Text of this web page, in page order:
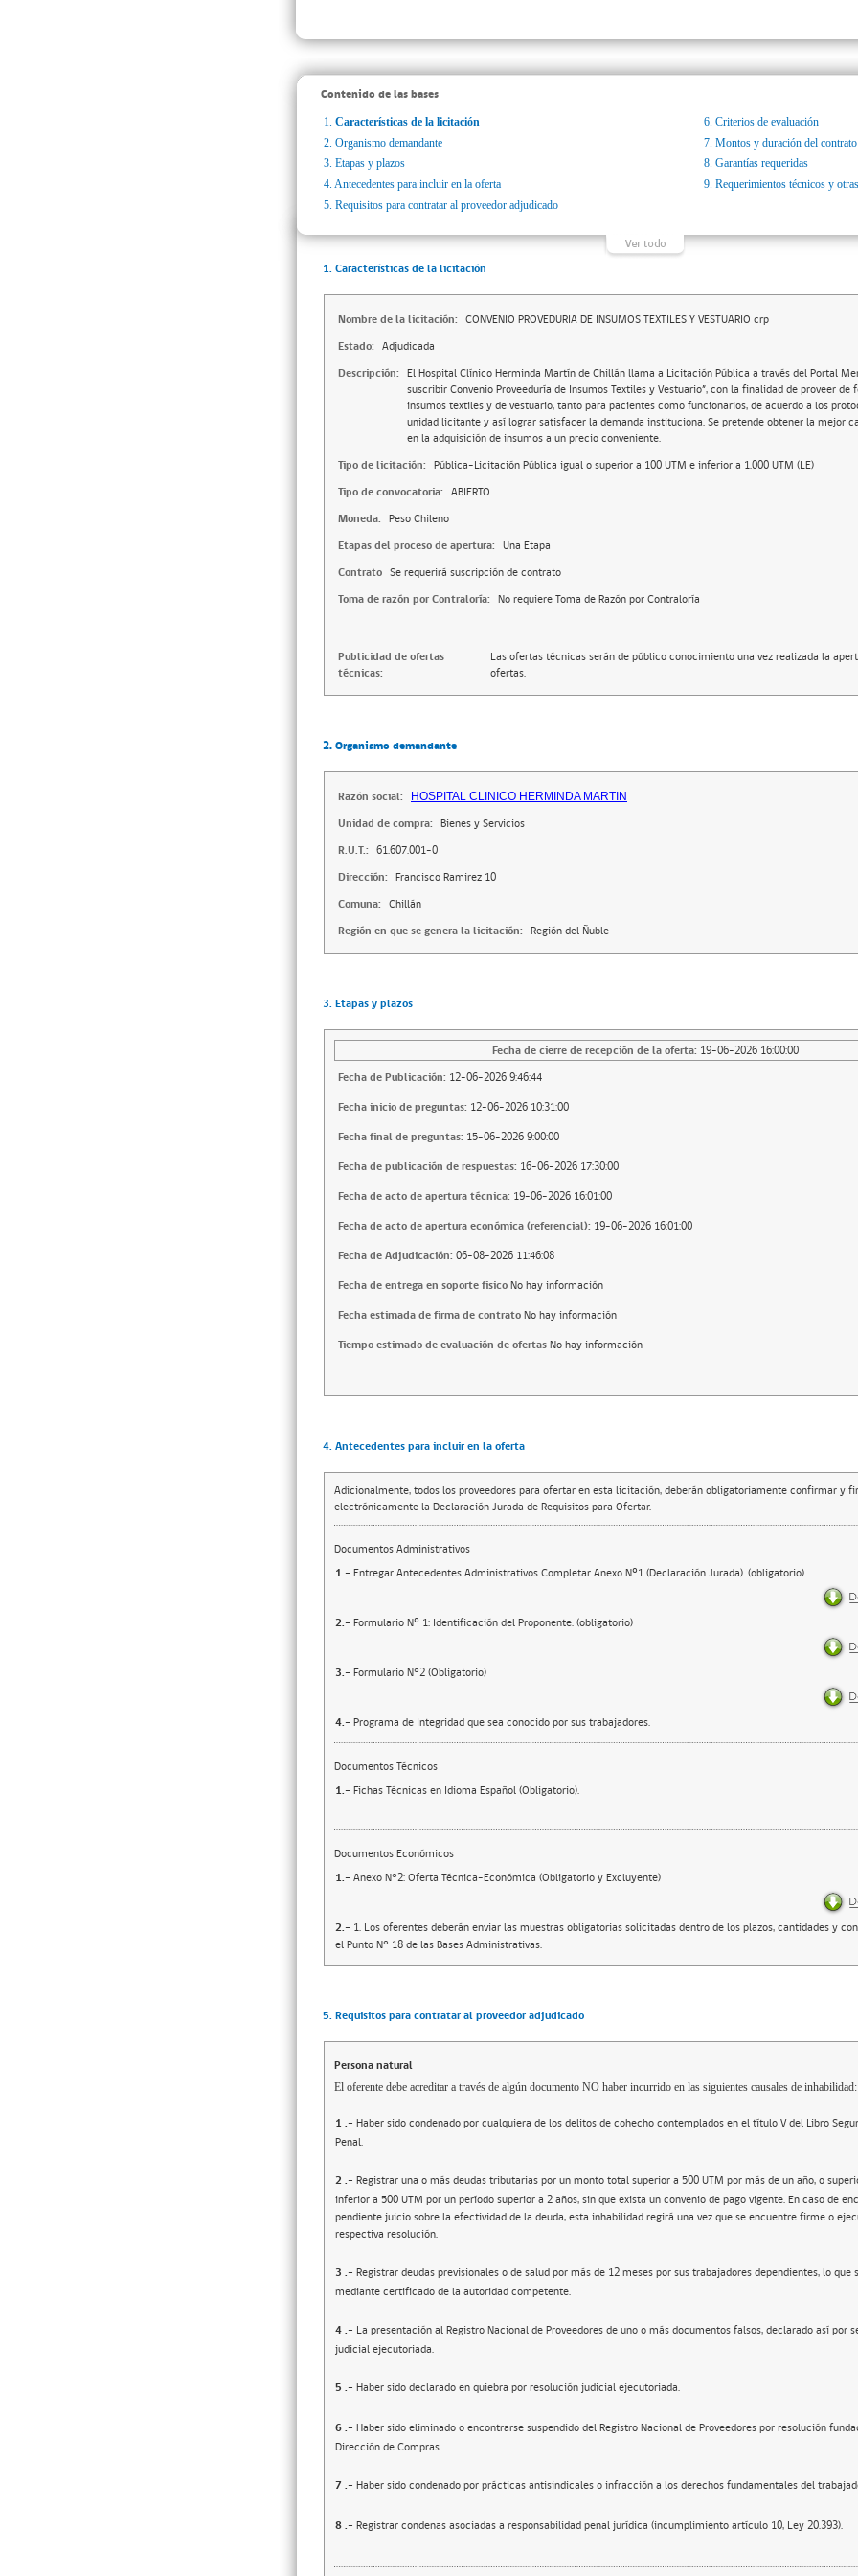
Contenido de las bases
1. Características de la licitación
2. Organismo demandante
3. Etapas y plazos
4. Antecedentes para incluir en la oferta
5. Requisitos para contratar al proveedor adjudicado
6. Criterios de evaluación
7. Montos y duración del contrato
8. Garantías requeridas
9. Requerimientos técnicos y
1. Características de la licitación
Nombre de la licitación: CONVENIO PROVEDURIA DE INSUMOS TEXTILES Y VESTUARIO crp
Estado: Adjudicada
Descripción: El Hospital Clínico Herminda Martín de Chillán llama a Licitación Pública a través del Portal
suscribir Convenio Proveeduría de Insumos Textiles y Vestuario”, con la finalidad de proveer de
insumos textiles y de vestuario, tanto para pacientes como funcionarios, de acuerdo a los
unidad licitante y así lograr satisfacer la demanda instituciona. Se pretende obtener la mejor
en la adquisición de insumos a un precio conveniente.
Tipo de licitación: Pública-Licitación Pública igual o superior a 100 UTM e inferior a 1.000 UTM (LE)
Tipo de convocatoria: ABIERTO
Moneda: Peso Chileno
Etapas del proceso de apertura: Una Etapa
Contrato Se requerirá suscripción de contrato
Toma de razón por Contraloría: No requiere Toma de Razón por Contraloría
Publicidad de ofertas
técnicas:
Las ofertas técnicas serán de público conocimiento una vez realizada la
ofertas.
2. Organismo demandante
Razón social: HOSPITAL CLINICO HERMINDA MARTIN
Unidad de compra: Bienes y Servicios
R.U.T.: 61.607.001-0
Dirección: Francisco Ramirez 10
Comuna: Chillán
Región en que se genera la licitación: Región del Ñuble
3. Etapas y plazos
Fecha de cierre de recepción de la oferta: 19-06-2026 16:00:00
Fecha de Publicación: 12-06-2026 9:46:44
Fecha inicio de preguntas: 12-06-2026 10:31:00
Fecha final de preguntas: 15-06-2026 9:00:00
Fecha de publicación de respuestas: 16-06-2026 17:30:00
Fecha de acto de apertura técnica: 19-06-2026 16:01:00
Fecha de acto de apertura económica (referencial): 19-06-2026 16:01:00
Fecha de Adjudicación: 06-08-2026 11:46:08
Fecha de entrega en soporte fisicoNo hay información
Fecha estimada de firma de contratoNo hay información
Tiempo estimado de evaluación de ofertasNo hay información
4. Antecedentes para incluir en la oferta
Adicionalmente, todos los proveedores para ofertar en esta licitación, deberán obligatoriamente confirmar y
electrónicamente la Declaración Jurada de Requisitos para Ofertar.
Documentos Administrativos
1.- Entregar Antecedentes Administrativos Completar Anexo Nº1 (Declaración Jurada). (obligatorio)
2.- Formulario Nº 1: Identificación del Proponente. (obligatorio)
3.- Formulario N°2 (Obligatorio)
4.- Programa de Integridad que sea conocido por sus trabajadores.
Documentos Técnicos
1.- Fichas Técnicas en Idioma Español (Obligatorio).
Documentos Económicos
1.- Anexo N°2: Oferta Técnica-Económica (Obligatorio y Excluyente)
2.- 1. Los oferentes deberán enviar las muestras obligatorias solicitadas dentro de los plazos, cantidades y
el Punto N° 18 de las Bases Administrativas.
5. Requisitos para contratar al proveedor adjudicado
Persona natural
El oferente debe acreditar a través de algún documento NO haber incurrido en las siguientes causales de inhabilidad:
1.- Haber sido condenado por cualquiera de los delitos de cohecho contemplados en el título V del Libro
Penal.
2.- Registrar una o más deudas tributarias por un monto total superior a 500 UTM por más de un año, o
inferior a 500 UTM por un período superior a 2 años, sin que exista un convenio de pago vigente. En caso de
pendiente juicio sobre la efectividad de la deuda, esta inhabilidad regirá una vez que se encuentre firme o
respectiva resolución.
3 .- Registrar deudas previsionales o de salud por más de 12 meses por sus trabajadores dependientes, lo que
mediante certificado de la autoridad competente.
4.- La presentación al Registro Nacional de Proveedores de uno o más documentos falsos, declarado así por
judicial ejecutoriada.
5 .- Haber sido declarado en quiebra por resolución judicial ejecutoriada.
6.- Haber sido eliminado o encontrarse suspendido del Registro Nacional de Proveedores por resolución
Dirección de Compras.
7.- Haber sido condenado por prácticas antisindicales o infracción a los derechos fundamentales del
8.- Registrar condenas asociadas a responsabilidad penal jurídica (incumplimiento artículo 10, Ley 20.393).